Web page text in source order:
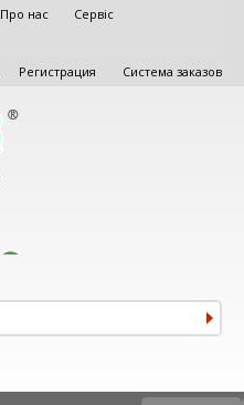
Про нас
Сервіс
Регистрация Система заказов